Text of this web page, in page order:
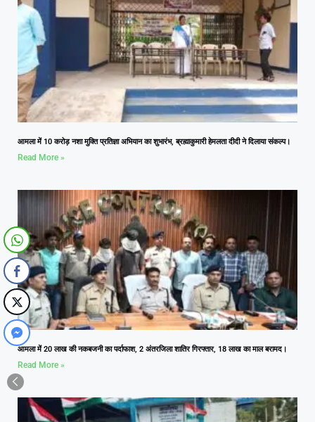
आमला में 10 करोड़ नशा मुक्ति प्रतिज्ञा अभियान का शुभारंभ, ब्रह्माकुमारी हेमलता दीदी ने दिलाया संकल्प।
Read More »
आमला में 20 लाख की नकबजनी का पर्दाफाश, 2 अंतरजिला शातिर गिरफ्तार, 18 लाख का माल बरामद।
Read More »